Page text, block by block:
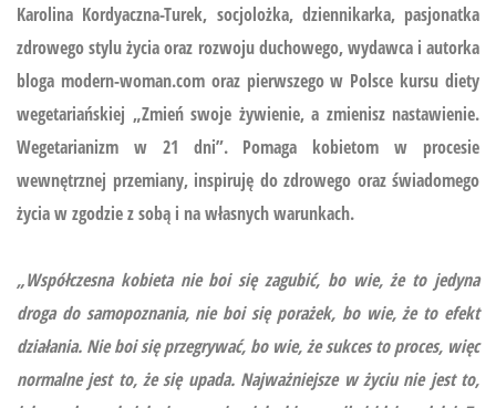
Karolina Kordyaczna-Turek, socjolożka, dziennikarka, pasjonatka
zdrowego stylu życia oraz rozwoju duchowego, wydawca i autorka
bloga modern-woman.com oraz pierwszego w Polsce kursu diety
wegetariańskiej „Zmień swoje żywienie, a zmienisz nastawienie.
Wegetarianizm w 21 dni”.Pomaga kobietom w procesie
wewnętrznej przemiany, inspiruję do zdrowego oraz świadomego
życia w zgodzie z sobą i na własnych warunkach.
„Współczesna kobieta nie boi się zagubić, bo wie, że to jedyna
droga do samopoznania, nie boi się porażek, bo wie, że to efekt
działania. Nie boi się przegrywać, bo wie, że sukces to proces, więc
normalne jest to, że się upada. Najważniejsze w życiu nie jest to,